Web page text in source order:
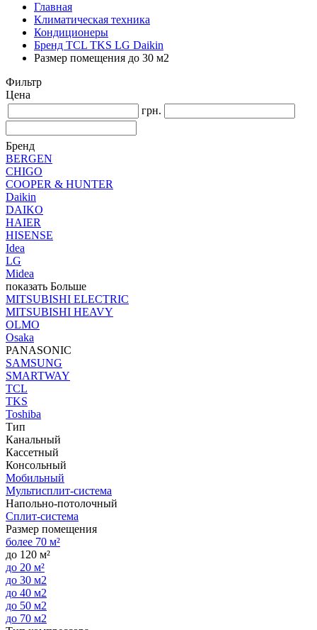
Главная
Климатическая техника
Кондиционеры
Бренд TCL TKS LG Daikin
Размер помещения до 30 м2
Фильтр
Цена
грн.
Бренд
BERGEN
CHIGO
COOPER & HUNTER
Daikin
DAIKO
HAIER
HISENSE
Idea
LG
Midea
показать Больше
MITSUBISHI ELECTRIC
MITSUBISHI HEAVY
OLMO
Osaka
PANASONIC
SAMSUNG
SMARTWAY
TCL
TKS
Toshiba
Тип
Канальный
Кассетный
Консольный
Мобильный
Мультисплит-система
Напольно-потолочный
Сплит-система
Размер помещения
более 70 м²
до 120 м²
до 20 м²
до 30 м2
до 40 м2
до 50 м2
до 70 м2